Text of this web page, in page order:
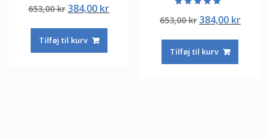
4.50
ud af 5
653,00krDen
pris
var:
384,00 krDen
Tilføj til kurv
5.00
ud af 5
653,00kr Den
pris
var:
384,00 krDen
Tilføj til kurv